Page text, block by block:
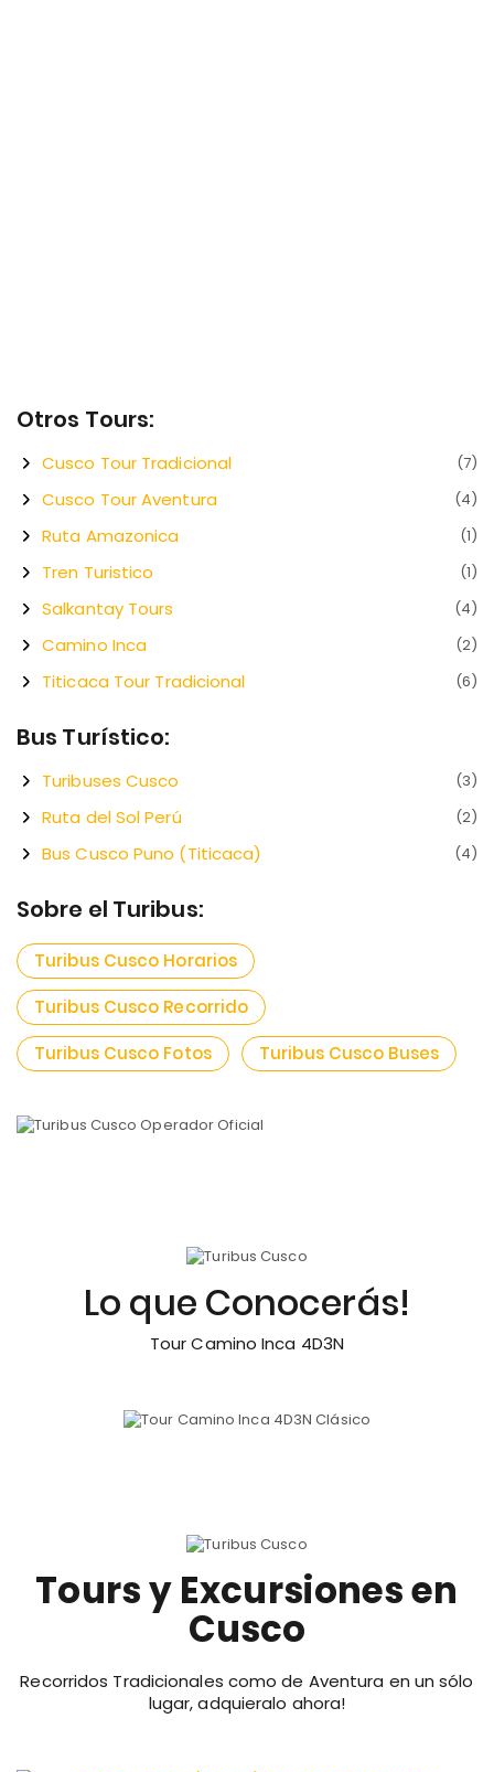
Otros Tours:
Cusco Tour Tradicional (7)
Cusco Tour Aventura (4)
Ruta Amazonica (1)
Tren Turistico (1)
Salkantay Tours (4)
Camino Inca (2)
Titicaca Tour Tradicional (6)
Bus Turístico:
Turibuses Cusco (3)
Ruta del Sol Perú (2)
Bus Cusco Puno (Titicaca) (4)
Sobre el Turibus:
Turibus Cusco Horarios
Turibus Cusco Recorrido
Turibus Cusco Fotos
Turibus Cusco Buses
Lo que Conocerás!
Tour Camino Inca 4D3N
Tours y Excursiones en
Cusco
Recorridos Tradicionales como de Aventura en un sólo
lugar, adquieralo ahora!